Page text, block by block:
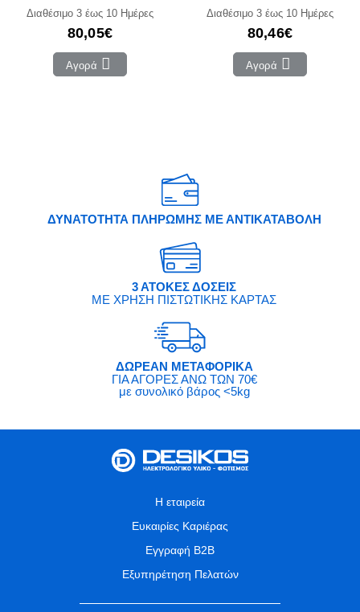
Διαθέσιμο 3 έως 10 Ημέρες
80,05€
Αγορά
Διαθέσιμο 3 έως 10 Ημέρες
80,46€
Αγορά
ΔΥΝΑΤΟΤΗΤΑ ΠΛΗΡΩΜΗΣ ΜΕ ΑΝΤΙΚΑΤΑΒΟΛΗ
3 ΑΤΟΚΕΣ ΔΟΣΕΙΣ
ΜΕ ΧΡΗΣΗ ΠΙΣΤΩΤΙΚΗΣ ΚΑΡΤΑΣ
ΔΩΡΕΑΝ ΜΕΤΑΦΟΡΙΚΑ
ΓΙΑ ΑΓΟΡΕΣ ΑΝΩ ΤΩΝ 70€
με συνολικό βάρος <5kg
Η εταιρεία
Ευκαιρίες Καριέρας
Εγγραφή B2B
Εξυπηρέτηση Πελατών